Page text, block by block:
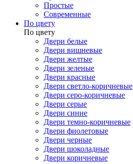
Простые
Современные
По цвету
По цвету
Двери белые
Двери вишневые
Двери желтые
Двери зеленые
Двери красные
Двери светло-коричневые
Двери серо-коричневые
Двери серые
Двери синие
Двери темно-коричневые
Двери фиолетовые
Двери черные
Двери шоколадные
Двери коричневые